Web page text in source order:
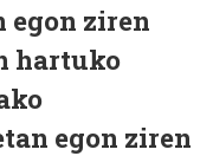
egon ziren
hartuko
egon ziren